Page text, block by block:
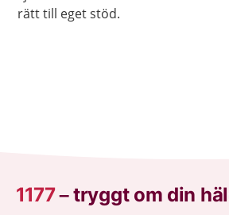
rätt till eget stöd.
1177–tryggt om din